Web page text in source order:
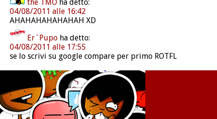
the TMO ha detto:
04/08/2011 alle 16:42
AHAHAHAHAHAHAH XD
Er`Pupo ha detto:
04/08/2011 alle 17:55
se lo scrivi su google compare per primo ROTFL